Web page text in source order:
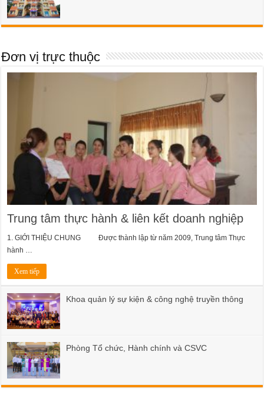
Đơn vị trực thuộc
Trung tâm thực hành & liên kết doanh nghiệp
1. GIỚI THIỆU CHUNG Được thành lập từ năm 2009, Trung tâm Thực
hành …
Xem tiếp
Khoa quản lý sự kiện & công nghệ truyền thông
Phòng Tổ chức, Hành chính và CSVC